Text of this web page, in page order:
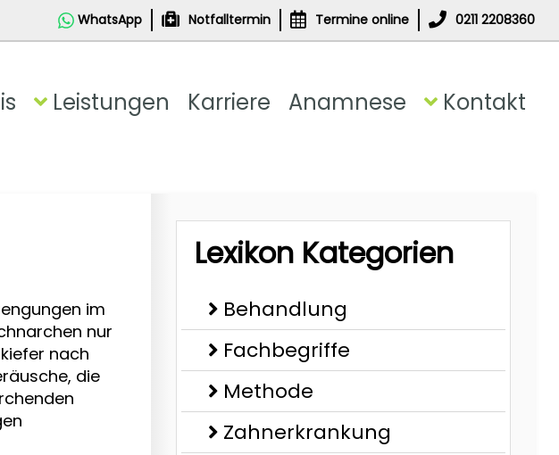
WhatsApp Notfalltermin Termine online 0211 2208360
Leistungen Karriere Anamnese Kontakt
im
nur
nach
die
Lexikon Kategorien
Behandlung
Fachbegriffe
Methode
Zahnerkrankung